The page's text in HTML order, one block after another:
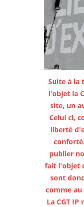
Suite à la
l'objet la
site, un
Celui ci,
liberté
publier
fait l'objet
sont
comme
La CGT